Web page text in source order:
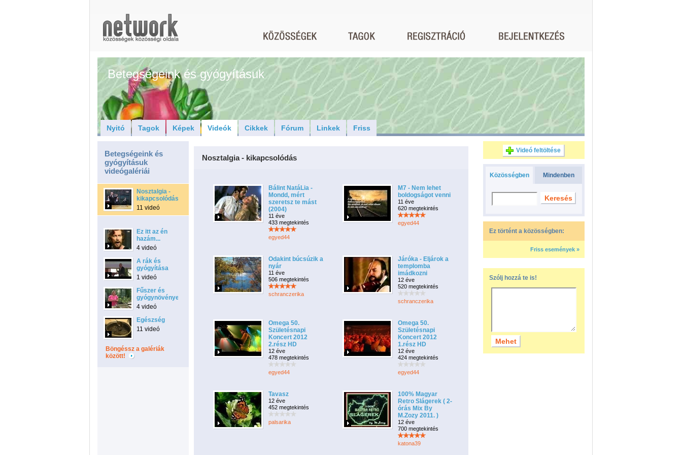
Betegségeink és gyógyításuk
Nyitó Tagok Képek Videók Cikkek Fórum Linkek Friss
Betegségeink és
gyógyításuk
videógalériái
Nosztalgia -
kikapcsolódás
11 videó
Ez itt az én
hazám...
4 videó
A rák és
gyógyítása
1 videó
Fűszer és
gyógynövények.
4 videó
Egészség
11 videó
Böngéssz a galériák
között!
Nosztalgia - kikapcsolódás
Bálint NatáLia -
Mondd, mért
szeretsz te mást
(2004)
11 éve
433 megtekintés
egyed44
M7 - Nem lehet
boldogságot venni
11 éve
620 megtekintés
egyed44
Odakint búcsúzik a
nyár
11 éve
506 megtekintés
schranczerika
Járóka - Eljárok a
templomba
imádkozni
12 éve
520 megtekintés
schranczerika
Omega 50.
Születésnapi
Koncert 2012
2.rész HD
12 éve
478 megtekintés
egyed44
Omega 50.
Születésnapi
Koncert 2012
1.rész HD
12 éve
424 megtekintés
egyed44
Tavasz
12 éve
452 megtekintés
palsarika
100% Magyar
Retro Slágerek ( 2-
órás Mix By
M.Zozy 2011. )
12 éve
700 megtekintés
katona39
Videó feltöltése
Közösségben Mindenben
Ez történt a közösségben:
Friss események »
Szólj hozzá te is!